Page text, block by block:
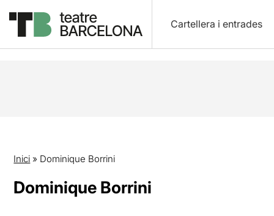
Cartellera i entrades
Inici » Dominique Borrini
Dominique Borrini